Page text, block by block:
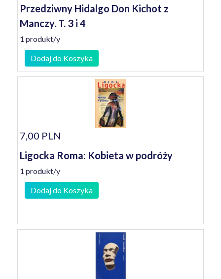
Przedziwny Hidalgo Don Kichot z
Manczy. T. 3 i 4
1 produkt/y
Dodaj do Koszyka
7,00 PLN
Ligocka Roma: Kobieta w podróży
1 produkt/y
Dodaj do Koszyka